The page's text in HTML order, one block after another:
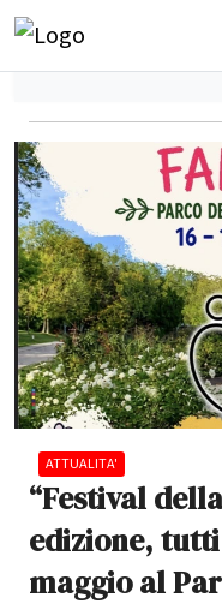
ATTUALITA'
“Festival
edizione, tutti
maggio al